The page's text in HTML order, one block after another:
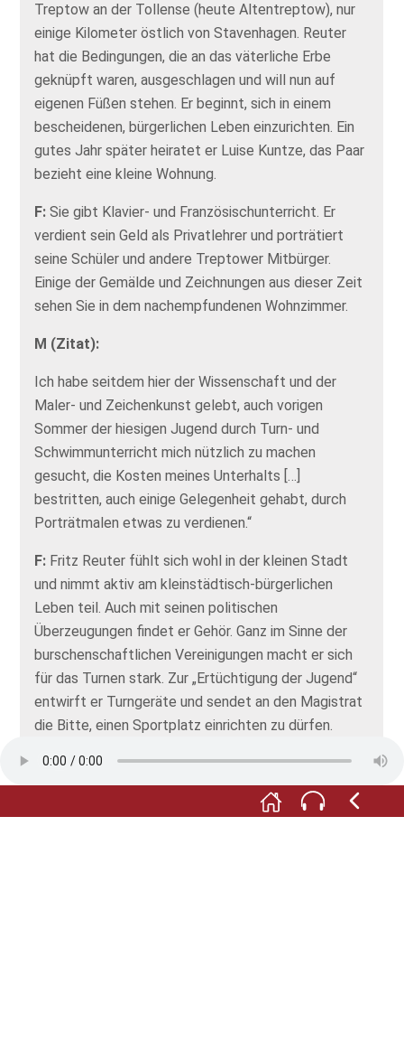
Treptow an der Tollense (heute Altentreptow), nur
einige Kilometer östlich von Stavenhagen. Reuter
hat die Bedingungen, die an das väterliche Erbe
geknüpft waren, ausgeschlagen und will nun auf
eigenen Füßen stehen. Er beginnt, sich in einem
bescheidenen, bürgerlichen Leben einzurichten. Ein
gutes Jahr später heiratet er Luise Kuntze, das Paar
bezieht eine kleine Wohnung.
F:Sie gibt Klavier- und Französischunterricht. Er
verdient sein Geld als Privatlehrer und porträtiert
seine Schüler und andere Treptower Mitbürger.
Einige der Gemälde und Zeichnungen aus dieser Zeit
sehen Sie in dem nachempfundenen Wohnzimmer.
M (Zitat):
Ich habe seitdem hier der Wissenschaft und der
Maler- und Zeichenkunst gelebt, auch vorigen
Sommer der hiesigen Jugend durch Turn- und
Schwimmunterricht mich nützlich zu machen
gesucht, die Kosten meines Unterhalts […]
bestritten, auch einige Gelegenheit gehabt, durch
Porträtmalen etwas zu verdienen.“
F: Fritz Reuter fühlt sich wohl in der kleinen Stadt
und nimmt aktiv am kleinstädtisch-bürgerlichen
Leben teil. Auch mit seinen politischen
Überzeugungen findet er Gehör. Ganz im Sinne der
burschenschaftlichen Vereinigungen macht er sich
für das Turnen stark. Zur „Ertüchtigung der Jugend“
entwirft er Turngeräte und sendet an den Magistrat
die Bitte, einen Sportplatz einrichten zu dürfen.
M:Gesagt – getan. Am Treptower Klosterberg
entsteht ein Turnplatz. Die Kinder und Jugendlichen
sind hocherfreut. Und Fritz Reuter genießt die